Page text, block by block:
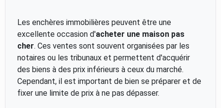
Les enchères immobilières peuvent être une
excellente occasion d'acheter une maison pas
cher. Ces ventes sont souvent organisées par les
notaires ou les tribunaux et permettent d'acquérir
des biens à des prix inférieurs à ceux du marché.
Cependant, il est important de bien se préparer et de
fixer une limite de prix à ne pas dépasser.